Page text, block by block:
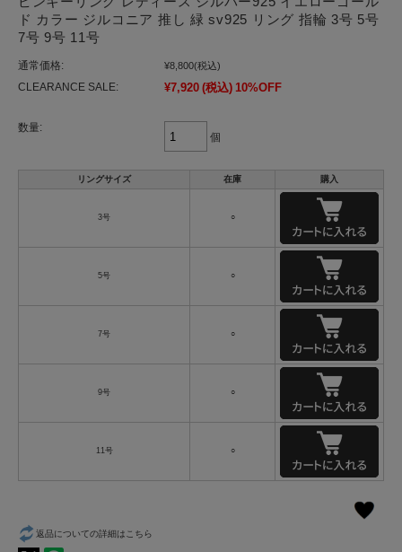
ド カラー ジルコニア 推し 緑 sv925 リング 指輪 3号 5号
7号 9号 11号
通常価格: ¥8,800(税込)
CLEARANCE SALE: ¥7,920 (税込) 10%OFF
数量:
個
リングサイズ 在庫 購入
3号 ○
5号 ○
7号 ○
9号 ○
11号 ○
返品についての詳細はこちら